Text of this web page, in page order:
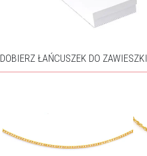
DOBIERZ ŁAŃCUSZEK DO ZAWIESZKI